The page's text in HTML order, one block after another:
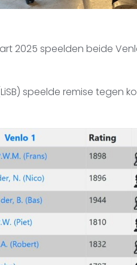
2025 speelden beide
speelde remise tegen